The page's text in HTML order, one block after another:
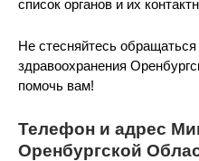
список органов и их
Не стесняйтесь
здравоохранения
помочь вам!
Телефон и адрес
Оренбургской